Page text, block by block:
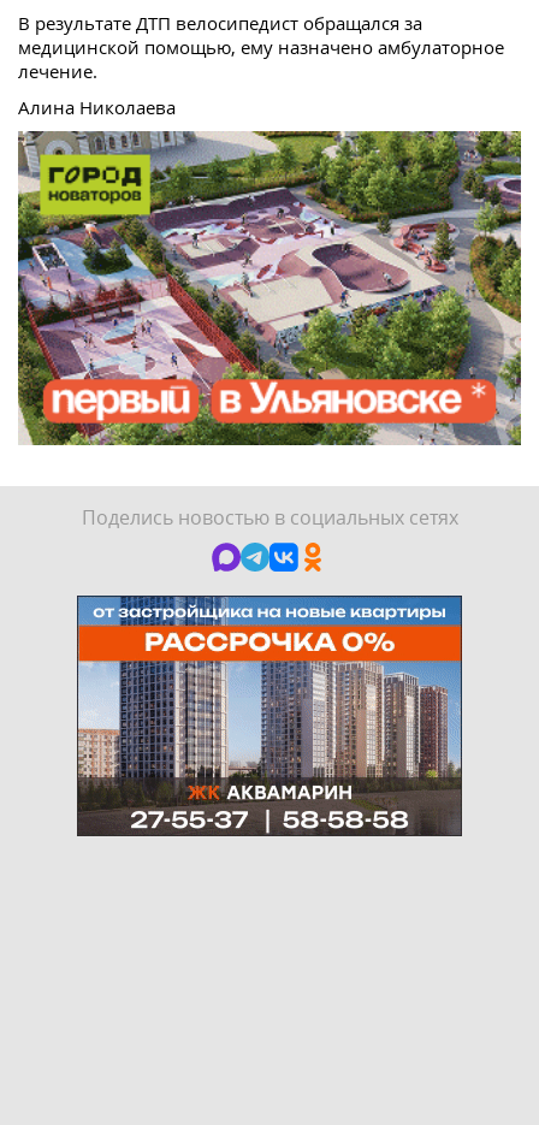
В результате ДТП велосипедист обращался за
медицинской помощью, ему назначено амбулаторное
лечение.
Алина Николаева
Поделись новостью в социальных сетях